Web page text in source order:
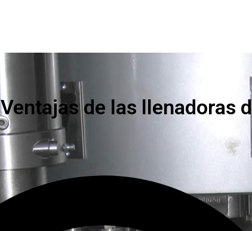
Ventajas de las llenadoras